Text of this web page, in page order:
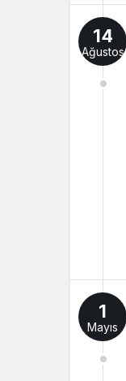
14
Ağustos
1
Mayıs